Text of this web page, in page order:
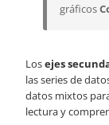
gráficos
Losejes
las series de
datos mixtos
lectura y